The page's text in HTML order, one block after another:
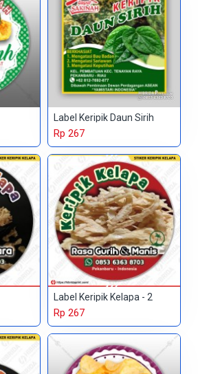
Label Keripik Daun Sirih
Rp 267
Label Keripik Kelapa - 2
Rp 267